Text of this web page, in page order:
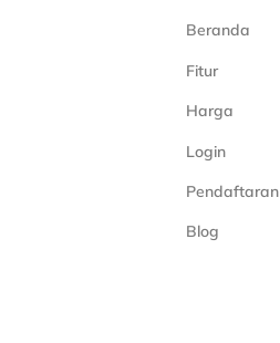
Beranda
Fitur
Harga
Login
Pendaftaran
Blog